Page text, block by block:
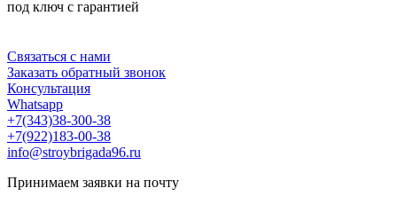
под ключ с гарантией
Связаться с нами
Заказать обратный звонок
Консультация
Whatsapp
+7(343)38-300-38
+7(922)183-00-38
info@stroybrigada96.ru
Принимаем заявки на почту